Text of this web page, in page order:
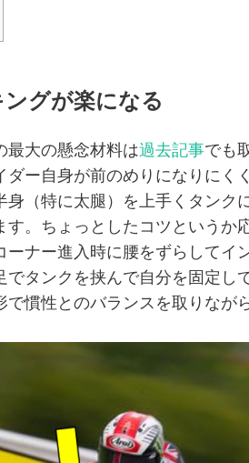
グが楽になる
最大の懸念材料は過去記事でも
ダー自身が前のめりになりにく
身（特に太腿）を上手くタンク
す。ちょっとしたコツというか
ーナー進入時に腰をずらしてイ
でタンクを挟んで自分を固定し
で慣性とのバランスを取りなが